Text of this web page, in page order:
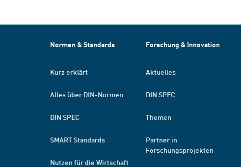
Normen & Standards
Kurz erklärt
Alles über DIN-Normen
DIN SPEC
SMART Standards
Nutzen für die Wirtschaft
Forschung & Innovation
Aktuelles
DIN SPEC
Themen
Partner in
Forschungsprojekten